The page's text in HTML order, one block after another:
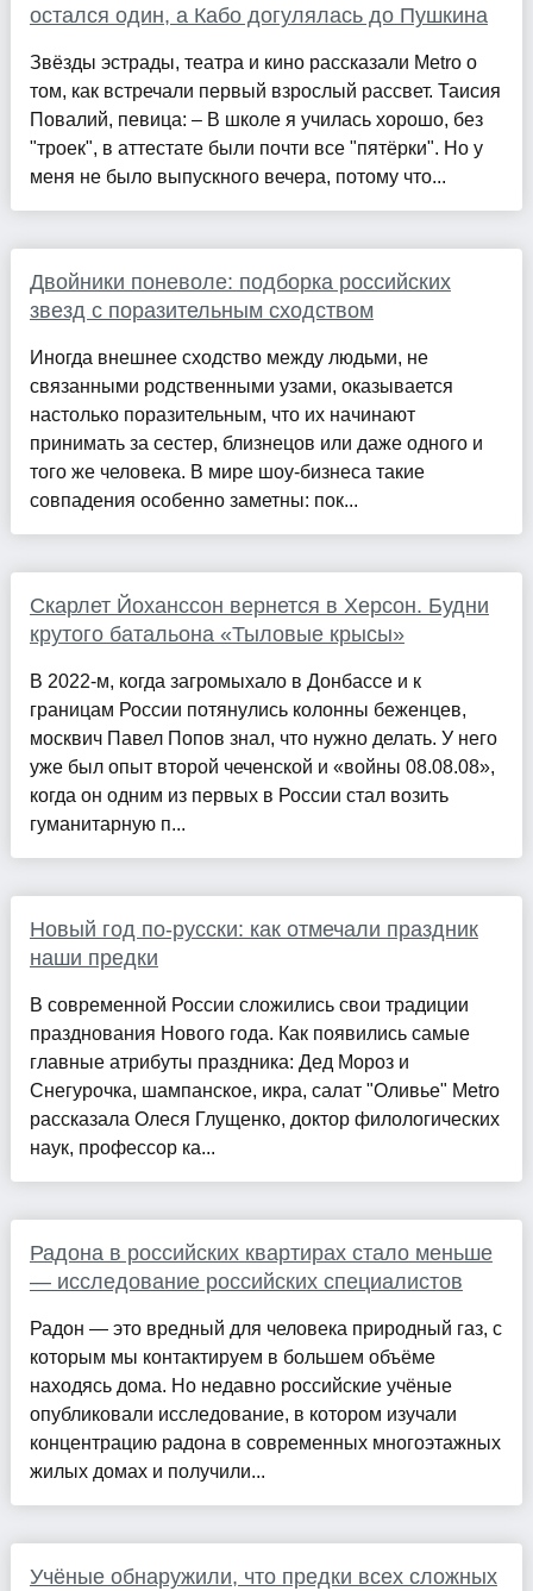
остался один, а Кабо догулялась до Пушкина
Звёзды эстрады, театра и кино рассказали Metro о
том, как встречали первый взрослый рассвет. Таисия
Повалий, певица: – В школе я училась хорошо, без
"троек", в аттестате были почти все "пятёрки". Но у
меня не было выпускного вечера, потому что...
Двойники поневоле: подборка российских
звезд с поразительным сходством
Иногда внешнее сходство между людьми, не
связанными родственными узами, оказывается
настолько поразительным, что их начинают
принимать за сестер, близнецов или даже одного и
того же человека. В мире шоу-бизнеса такие
совпадения особенно заметны: пок...
Скарлет Йоханссон вернется в Херсон. Будни
крутого батальона «Тыловые крысы»
В 2022-м, когда загромыхало в Донбассе и к
границам России потянулись колонны беженцев,
москвич Павел Попов знал, что нужно делать. У него
уже был опыт второй чеченской и «войны 08.08.08»,
когда он одним из первых в России стал возить
гуманитарную п...
Новый год по-русски: как отмечали праздник
наши предки
В современной России сложились свои традиции
празднования Нового года. Как появились самые
главные атрибуты праздника: Дед Мороз и
Снегурочка, шампанское, икра, салат "Оливье" Metro
рассказала Олеся Глущенко, доктор филологических
наук, профессор ка...
Радона в российских квартирах стало меньше
— исследование российских специалистов
Радон — это вредный для человека природный газ, с
которым мы контактируем в большем объёме
находясь дома. Но недавно российские учёные
опубликовали исследование, в котором изучали
концентрацию радона в современных многоэтажных
жилых домах и получили...
Учёные обнаружили, что предки всех сложных